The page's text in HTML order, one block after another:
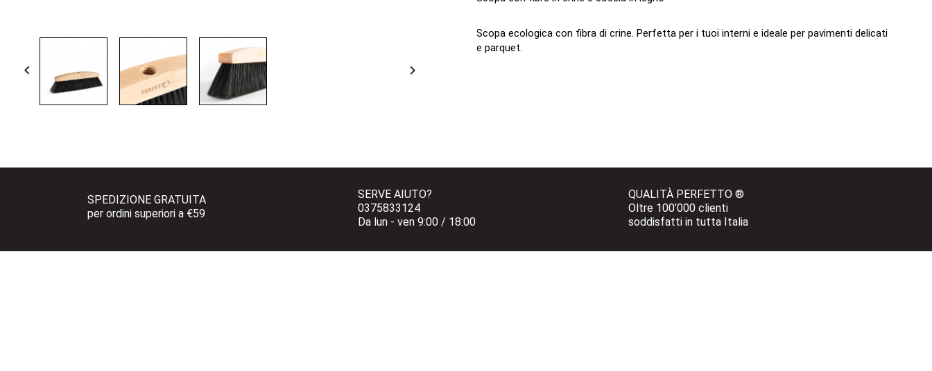
 
Scopa ecologica con fibra di crine. Perfetta per i tuoi interni e ideale per pavimenti delicati
e parquet.
SPEDIZIONE GRATUITA
per ordini superiori a €59
SERVE AIUTO?
0375833124
Da lun - ven 9:00 / 18:00
QUALITÀ PERFETTO ®
Oltre 100’000 clienti
soddisfatti in tutta Italia